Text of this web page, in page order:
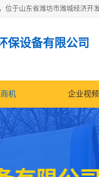
保设备有限公司
机 企业视频